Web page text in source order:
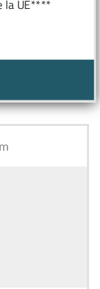
la UE****